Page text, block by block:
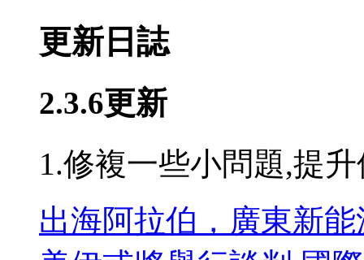
更新日誌
2.3.6更新
1.修複一些小問題,提
出海阿拉伯，廣東新